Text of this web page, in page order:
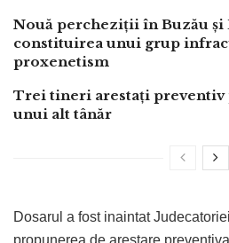
Nouă percheziții în Buzău
constituirea unui grup
proxenetism
Trei tineri arestați preventiv
unui alt tânăr
Dosarul a fost inaintat
propunerea de arestare